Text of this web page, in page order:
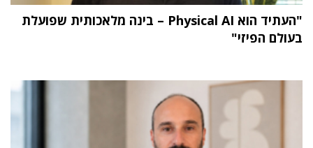
"העתיד הוא Physical AI – בינה מלאכותית שפועלת
בעולם הפיזי"